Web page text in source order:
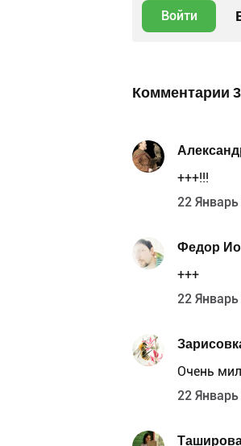
Войти
Комментарии
+++!!!
22
Федор
+++
22
Очень
22